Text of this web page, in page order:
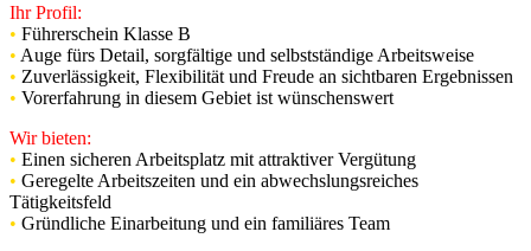
Ihr Profil:
• Führerschein Klasse B
• Auge fürs Detail, sorgfältige und selbstständige Arbeitsweise
• Zuverlässigkeit, Flexibilität und Freude an sichtbaren Ergebnissen
• Vorerfahrung in diesem Gebiet ist wünschenswert
Wir bieten:
• Einen sicheren Arbeitsplatz mit attraktiver Vergütung
• Geregelte Arbeitszeiten und ein abwechslungsreiches
Tätigkeitsfeld
• Gründliche Einarbeitung und ein familiäres Team